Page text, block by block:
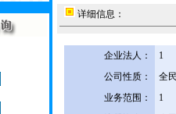
详细信息：
企业法人：
1
公司性质：
全
业务范围：
1